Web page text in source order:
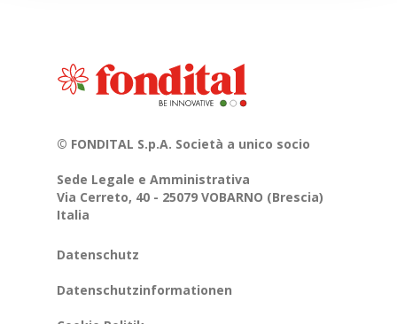
© FONDITAL S.p.A. Società a unico socio
Sede Legale e Amministrativa
Via Cerreto, 40 - 25079 VOBARNO (Brescia)
Italia
Datenschutz
Datenschutzinformationen